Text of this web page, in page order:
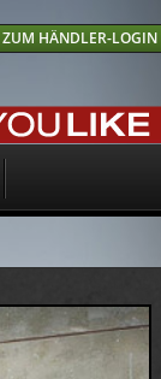
ZUM HÄNDLER-LOGIN